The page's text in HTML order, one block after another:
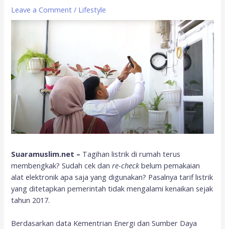
Leave a Comment / Lifestyle
Suaramuslim.net – Tagihan listrik di rumah terus
membengkak? Sudah cek danre-checkbelum pemakaian
alat elektronik apa saja yang digunakan? Pasalnya tarif listrik
yang ditetapkan pemerintah tidak mengalami kenaikan sejak
tahun 2017.
Berdasarkan data Kementrian Energi dan Sumber Daya